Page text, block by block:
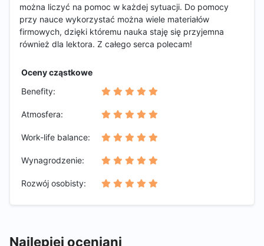
można liczyć na pomoc w każdej sytuacji. Do pomocy
przy nauce wykorzystać można wiele materiałów
firmowych, dzięki któremu nauka staję się przyjemna
również dla lektora. Z całego serca polecam!
Oceny cząstkowe
Benefity:
Atmosfera:
Work-life balance:
Wynagrodzenie:
Rozwój osobisty:
Najlepiej oceniani